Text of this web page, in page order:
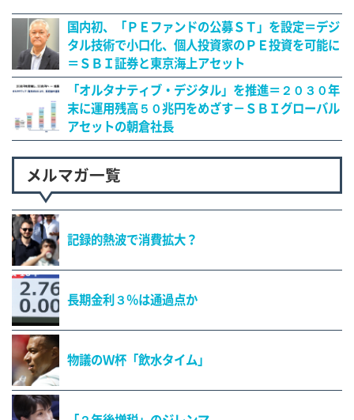
国内初、「ＰＥファンドの公募ＳＴ」を設定＝デジ
タル技術で小口化、個人投資家のＰＥ投資を可能に
＝ＳＢＩ証券と東京海上アセット
「オルタナティブ・デジタル」を推進＝２０３０年
末に運用残高５０兆円をめざす－ＳＢＩグローバル
アセットの朝倉社長
メルマガ一覧
記録的熱波で消費拡大？
長期金利３％は通過点か
物議のＷ杯「飲水タイム」